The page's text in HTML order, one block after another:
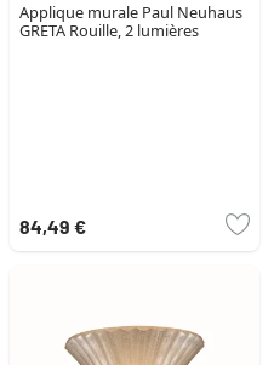
Applique murale Paul Neuhaus
GRETA Rouille, 2 lumières
84,49 €